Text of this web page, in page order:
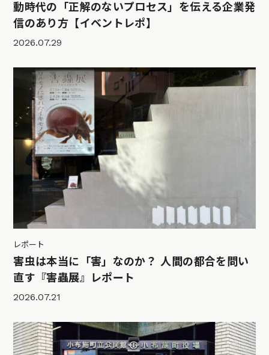
動時代の「正解のないプロセス」を伝える企業発
信のあり方【イベントレポ】
2026.07.29
レポート
害虫は本当に「害」なのか？ 人間の都合を問い
直す『害蟲展』レポート
2026.07.21